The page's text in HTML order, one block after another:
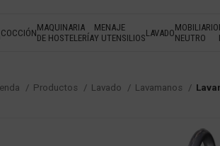
COCCIÓNMAQUINARIA
DE HOSTELERÍA
MENAJE
Y UTENSILIOSLAVADOMOBILIARIO
NEUTRO
Productos Lavado Lavamanos